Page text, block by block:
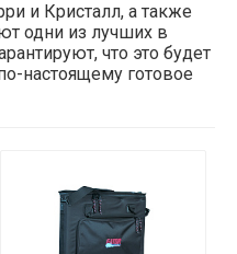
и Кристалл, а также
одни из лучших в
что это будет
настоящему готовое